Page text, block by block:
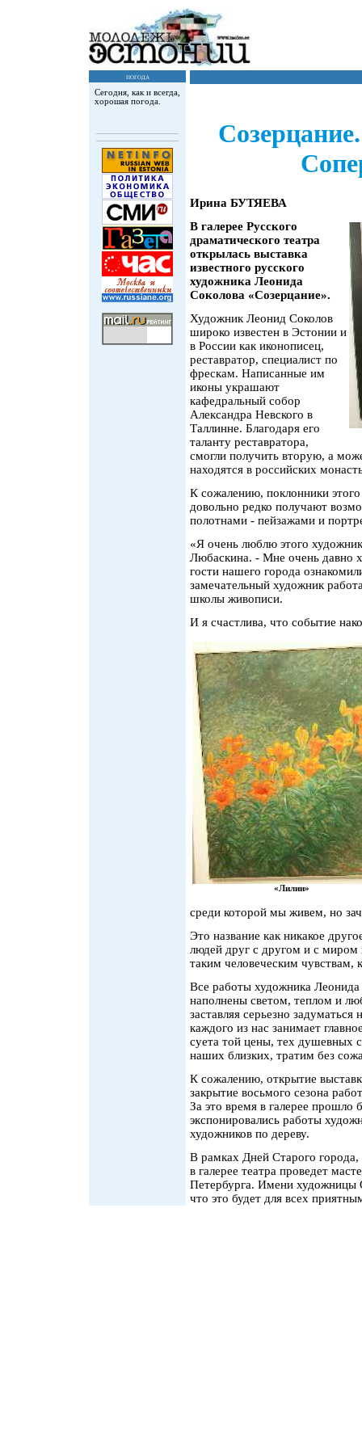
погода
Сегодня, как и всегда,
хорошая погода.
Ирина БУТЯЕВА
В галерее Русского
драматического театра
открылась выставка
известного русского
художника Леонида
Соколова «Созерцание».
Художник Леонид Соколов
широко известен в Эстонии и
в России как иконописец,
реставратор, специалист по
фрескам. Написанные им
иконы украшают
кафедральный собор
Александра Невского в
Таллинне. Благодаря его
таланту реставратора,
смогли получить вторую, а
находятся в российских
К сожалению, поклонники этого
довольно редко получают
полотнами - пейзажами и
«Я очень люблю этого
Любаскина. - Мне очень давно
гости нашего города
замечательный художник
школы живописи.
И я счастлива, что событие
«Лилии»
среди которой мы живем, но
Это название как никакое
людей друг с другом и с
таким человеческим
Все работы художника Леонида
наполнены светом, теплом и
заставляя серьезно
каждого из нас занимает
суета той цены, тех душевных
наших близких, тратим без
К сожалению, открытие
закрытие восьмого сезона
За это время в галерее прошло
экспонировались работы
художников по дереву.
В рамках Дней Старого
в галерее театра проведет
Петербурга. Имени художницы
что это будет для всех